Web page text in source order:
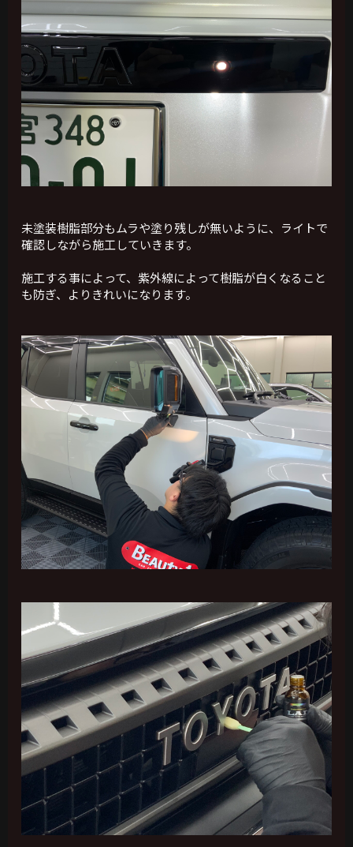
未塗装樹脂部分もムラや塗り残しが無いように、ライトで
確認しながら施工していきます。
施工する事によって、紫外線によって樹脂が白くなること
も防ぎ、よりきれいになります。